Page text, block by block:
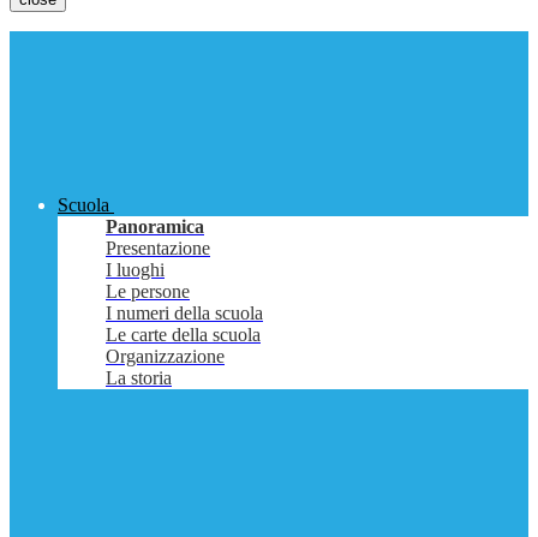
Scuola
Panoramica
Presentazione
I luoghi
Le persone
I numeri della scuola
Le carte della scuola
Organizzazione
La storia